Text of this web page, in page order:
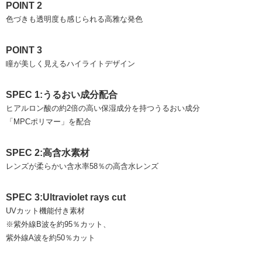
POINT 2
色づきも透明度も感じられる高雅な発色
POINT 3
瞳が美しく見えるハイライトデザイン
SPEC 1:うるおい成分配合
ヒアルロン酸の約2倍の高い保湿成分を持つうるおい成分
「MPCポリマー」を配合
SPEC 2:高含水素材
レンズが柔らかい含水率58％の高含水レンズ
SPEC 3:Ultraviolet rays cut
UVカット機能付き素材
※紫外線B波を約95％カット、
紫外線A波を約50％カット